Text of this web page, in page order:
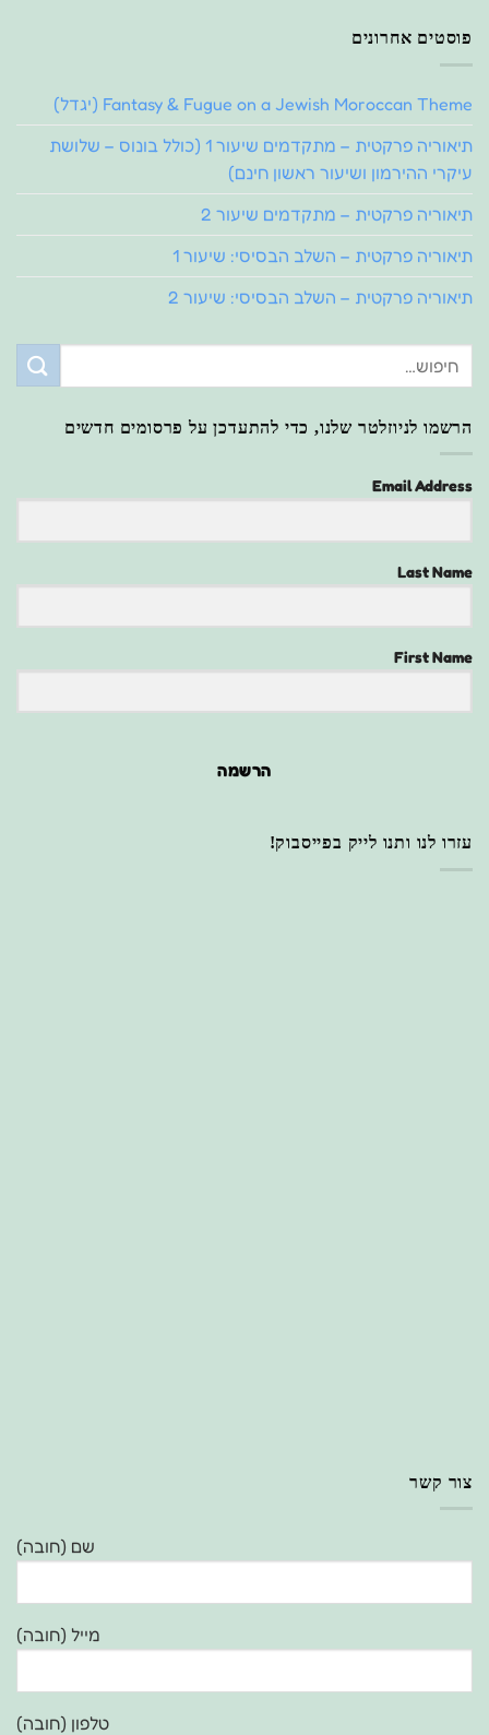
פוסטים אחרונים
Fantasy & Fugue on a Jewish Moroccan Theme (יגדל)
תיאוריה פרקטית – מתקדמים שיעור 1 (כולל בונוס – שלושת
עיקרי ההירמון ושיעור ראשון חינם)
תיאוריה פרקטית – מתקדמים שיעור 2
תיאוריה פרקטית – השלב הבסיסי: שיעור 1
תיאוריה פרקטית – השלב הבסיסי: שיעור 2
הרשמו לניוזלטר שלנו, כדי להתעדכן על פרסומים חדשים
Email Address
Last Name
First Name
הרשמה
עזרו לנו ותנו לייק בפייסבוק!
צור קשר
שם (חובה)
מייל (חובה)
טלפון (חובה)